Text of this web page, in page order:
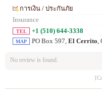
การเงิน / ประกันภัย
Insurance
TEL +1 (510) 644-3338
MAP PO Box 597, El Cerrito
No review is found.